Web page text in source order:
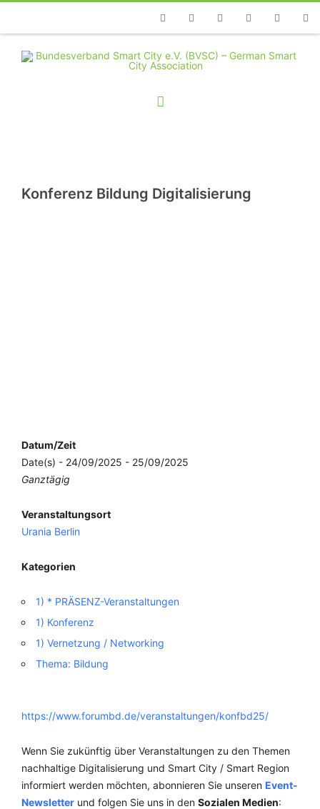
TelefonFacebookTwitterYoutubeInstagramLinkedin
Konferenz Bildung Digitalisierung
Datum/Zeit
Date(s) - 24/09/2025 - 25/09/2025
Ganztägig
Veranstaltungsort
Urania Berlin
Kategorien
1) * PRÄSENZ-Veranstaltungen
1) Konferenz
1) Vernetzung / Networking
Thema: Bildung
https://www.forumbd.de/veranstaltungen/konfbd25/
Wenn Sie zukünftig über Veranstaltungen zu den Themen
nachhaltige Digitalisierung und Smart City / Smart Region
informiert werden möchten, abonnieren Sie unseren Event-
Newsletter und folgen Sie uns in den Sozialen Medien: